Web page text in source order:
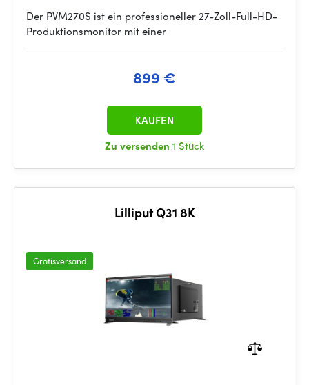
Der PVM270S ist ein professioneller 27-Zoll-Full-HD-
Produktionsmonitor mit einer
899 €
Zu versenden 1 Stück
KAUFEN
Lilliput Q31 8K
Gratisversand